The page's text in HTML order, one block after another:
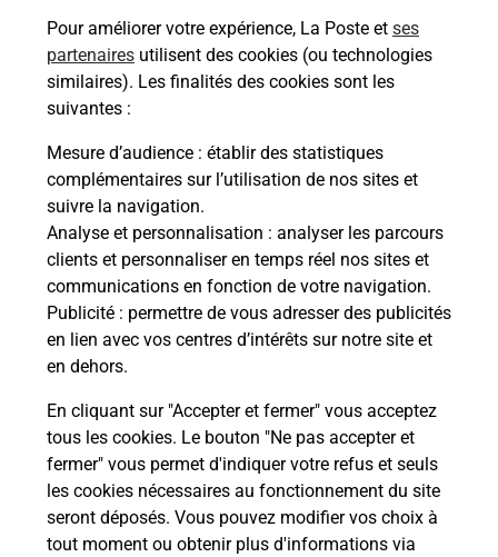
Pour améliorer votre expérience, La Poste et ses
partenaires utilisent des cookies (ou technologies
similaires). Les finalités des cookies sont les
suivantes :
Mesure d’audience : établir des statistiques
complémentaires sur l’utilisation de nos sites et
suivre la navigation.
Analyse et personnalisation : analyser les parcours
clients et personnaliser en temps réel nos sites et
communications en fonction de votre navigation.
Publicité : permettre de vous adresser des publicités
en lien avec vos centres d’intérêts sur notre site et
en dehors.
En cliquant sur "Accepter et fermer" vous acceptez
tous les cookies. Le bouton "Ne pas accepter et
fermer" vous permet d'indiquer votre refus et seuls
les cookies nécessaires au fonctionnement du site
seront déposés. Vous pouvez modifier vos choix à
tout moment ou obtenir plus d'informations via
Envoyer un colis
Vous souhaitez envoyer un colis depuis :
VILLEDIEU LES POELES (50800) ? Découvrez
toutes les solutions proposées par La Poste.
En savoir plus
Questions fréquemment posées